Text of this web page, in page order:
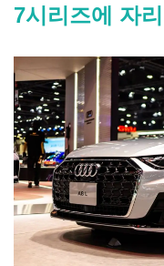
7시리즈에 자